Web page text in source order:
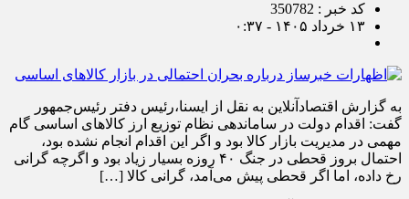
کد خبر : 350782
۱۳ خرداد ۱۴۰۵ - ۰:۳۷
به گزارش اقتصادآنلاین به نقل از ایسنا،رئیس دفتر رئیس‌جمهور
گفت: اقدام دولت در ساماندهی نظام توزیع ارز کالا‌های اساسی گام
مهمی در مدیریت بازار کالا بود و اگر این اقدام انجام نشده بود،
احتمال بروز قحطی در جنگ ۴۰ روزه بسیار زیاد بود و اگرچه گرانی
رخ داده، اما اگر قحطی پیش می‌آمد، گرانی کالا […]